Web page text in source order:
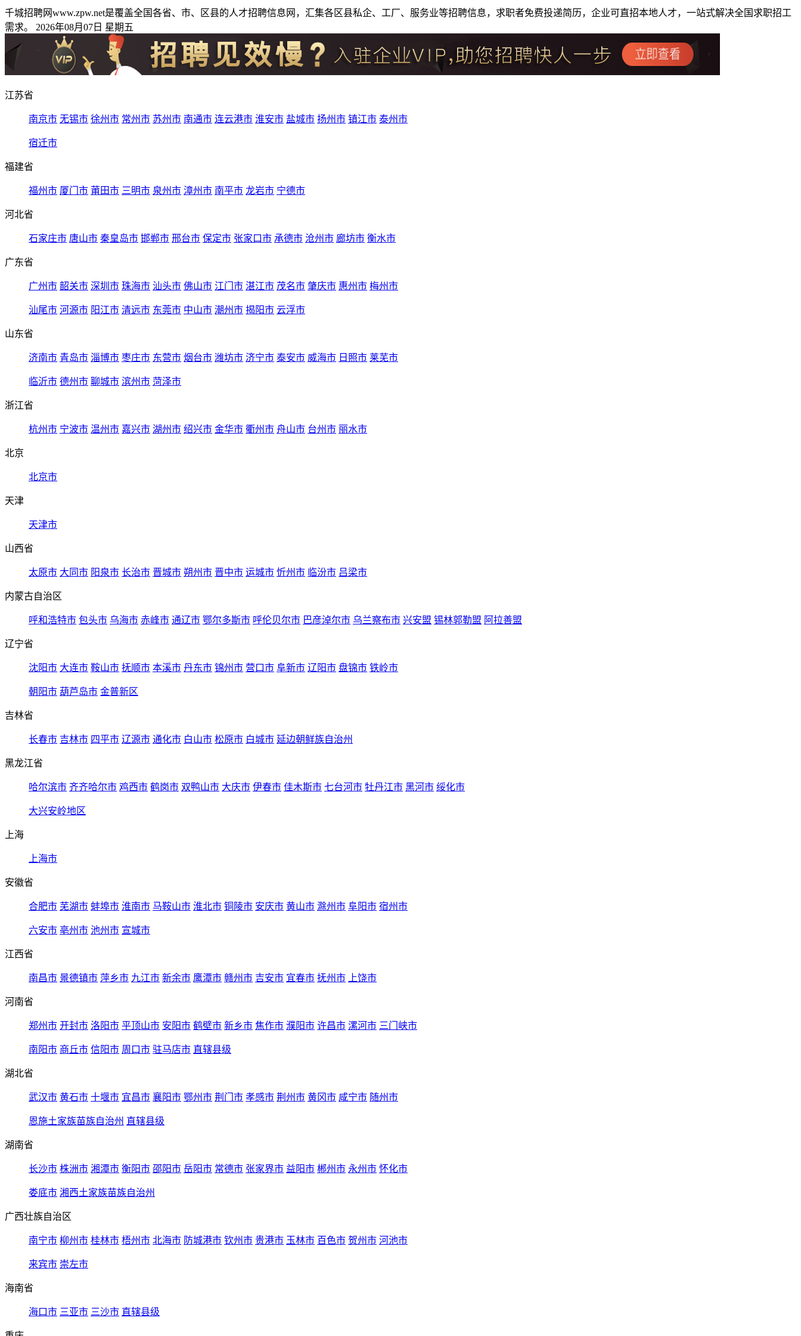
千城招聘网www.zpw.net是覆盖全国各省、市、区县的人才招聘信息网，汇集各区县私企、工厂、服务业等招聘信息，求职者免费投递简历，企业可直招本地人才，一站式解决全国求职招工
需求。 2026年08月07日 星期五
江苏省
南京市 无锡市 徐州市 常州市 苏州市 南通市 连云港市 淮安市 盐城市 扬州市 镇江市 泰州市
宿迁市
福建省
福州市 厦门市 莆田市 三明市 泉州市 漳州市 南平市 龙岩市 宁德市
河北省
石家庄市 唐山市 秦皇岛市 邯郸市 邢台市 保定市 张家口市 承德市 沧州市 廊坊市 衡水市
广东省
广州市 韶关市 深圳市 珠海市 汕头市 佛山市 江门市 湛江市 茂名市 肇庆市 惠州市 梅州市
汕尾市 河源市 阳江市 清远市 东莞市 中山市 潮州市 揭阳市 云浮市
山东省
济南市 青岛市 淄博市 枣庄市 东营市 烟台市 潍坊市 济宁市 泰安市 威海市 日照市 莱芜市
临沂市 德州市 聊城市 滨州市 菏泽市
浙江省
杭州市 宁波市 温州市 嘉兴市 湖州市 绍兴市 金华市 衢州市 舟山市 台州市 丽水市
北京
北京市
天津
天津市
山西省
太原市 大同市 阳泉市 长治市 晋城市 朔州市 晋中市 运城市 忻州市 临汾市 吕梁市
内蒙古自治区
呼和浩特市 包头市 乌海市 赤峰市 通辽市 鄂尔多斯市 呼伦贝尔市 巴彦淖尔市 乌兰察布市 兴安盟 锡林郭勒盟 阿拉善盟
辽宁省
沈阳市 大连市 鞍山市 抚顺市 本溪市 丹东市 锦州市 营口市 阜新市 辽阳市 盘锦市 铁岭市
朝阳市 葫芦岛市 金普新区
吉林省
长春市 吉林市 四平市 辽源市 通化市 白山市 松原市 白城市 延边朝鲜族自治州
黑龙江省
哈尔滨市 齐齐哈尔市 鸡西市 鹤岗市 双鸭山市 大庆市 伊春市 佳木斯市 七台河市 牡丹江市 黑河市 绥化市
大兴安岭地区
上海
上海市
安徽省
合肥市 芜湖市 蚌埠市 淮南市 马鞍山市 淮北市 铜陵市 安庆市 黄山市 滁州市 阜阳市 宿州市
六安市 亳州市 池州市 宣城市
江西省
南昌市 景德镇市 萍乡市 九江市 新余市 鹰潭市 赣州市 吉安市 宜春市 抚州市 上饶市
河南省
郑州市 开封市 洛阳市 平顶山市 安阳市 鹤壁市 新乡市 焦作市 濮阳市 许昌市 漯河市 三门峡市
南阳市 商丘市 信阳市 周口市 驻马店市 直辖县级
湖北省
武汉市 黄石市 十堰市 宜昌市 襄阳市 鄂州市 荆门市 孝感市 荆州市 黄冈市 咸宁市 随州市
恩施土家族苗族自治州 直辖县级
湖南省
长沙市 株洲市 湘潭市 衡阳市 邵阳市 岳阳市 常德市 张家界市 益阳市 郴州市 永州市 怀化市
娄底市 湘西土家族苗族自治州
广西壮族自治区
南宁市 柳州市 桂林市 梧州市 北海市 防城港市 钦州市 贵港市 玉林市 百色市 贺州市 河池市
来宾市 崇左市
海南省
海口市 三亚市 三沙市 直辖县级